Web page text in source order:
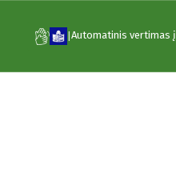
|Automatinis vertimas į